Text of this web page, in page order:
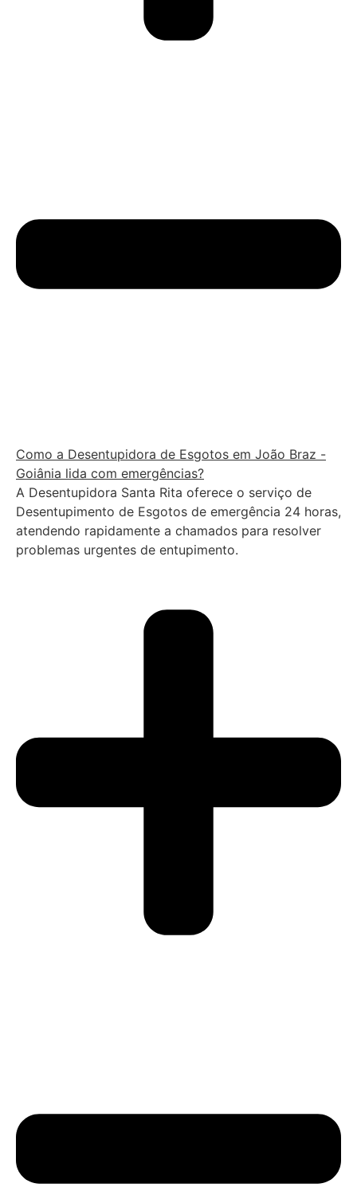
Como a Desentupidora de Esgotos em João Braz -
Goiânia lida com emergências?
A Desentupidora Santa Rita oferece o serviço de
Desentupimento de Esgotos de emergência 24 horas,
atendendo rapidamente a chamados para resolver
problemas urgentes de entupimento.